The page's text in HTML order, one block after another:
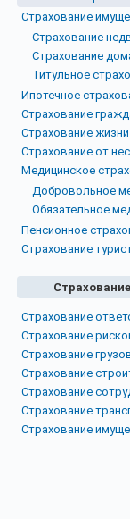
Страхование
Страхование
Страхование
Титульное
Ипотечное
Страхование
Страхование жизни
Страхование от
Медицинское
Добровольное
Обязательное
Пенсионное
Страхование
Страхование
Страхование
Страхование
Страхование
Страхование
Страхование
Страхование